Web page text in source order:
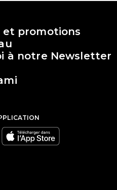
Passione Beauty
et promotions
à notre Newsletter
Apple